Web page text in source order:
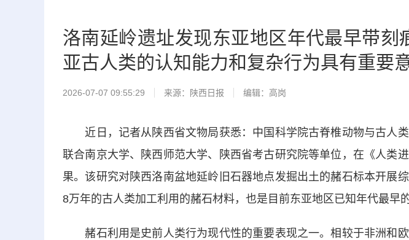
洛南延岭遗址发现东亚地区年代最早带刻
亚古人类的认知能力和复杂行为具有重要
2026-07-07 09:55:29 来源： 陕西日报 编辑：高岗
近日，记者从陕西省文物局获悉：中国科学院古脊椎动物与古人类
联合南京大学、陕西师范大学、陕西省考古研究院等单位，在《人类
果。该研究对陕西洛南盆地延岭旧石器地点发掘出土的赭石标本开展
8万年的古人类加工利用的赭石材料，也是目前东亚地区已知年代最早
赭石利用是史前人类行为现代性的重要表现之一。相较于非洲和